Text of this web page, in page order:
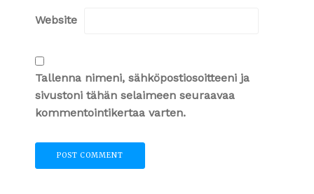
Website
Tallenna nimeni, sähköpostiosoitteeni ja
sivustoni tähän selaimeen seuraavaa
kommentointikertaa varten.